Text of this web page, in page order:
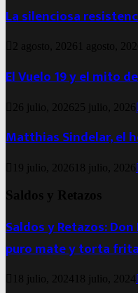
La silenciosa
2 agosto, 2026 1 agosto,
El Vuelo 19 y el mito
26 julio, 2026 25 julio, 2026
Matthias Sindelar, el
19 julio, 2026 18 julio, 2026
Saldos y Retazos
Saldos y Retazos:
puro mate y torta
18 julio, 2024 18 julio, 2024